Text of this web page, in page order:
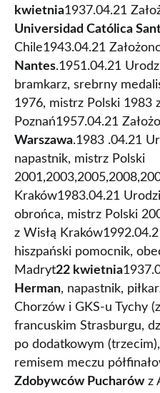
kwietnia1937.04.21
Universidad Católica
Chile1943.04.21
Nantes.1951.04.21
bramkarz, srebrny
1976, mistrz Polski 1983
Poznań1957.04.21
Warszawa.1983 .04.21
napastnik, mistrz Polski
Kraków1983.04.21
obrońca, mistrz Polski
z Wisłą
hiszpański pomocnik,
Madryt22 kwietnia
Herman, napastnik,
Chorzów i GKS-u Tychy
francuskim Strasburgu,
po dodatkowym
remisem meczu
Zdobywców Pucharówz